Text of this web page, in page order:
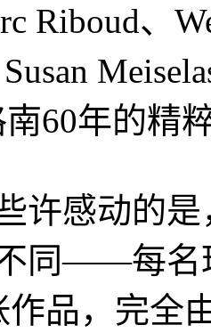
Riboud、
60年的精
许感动的
同——每名
作品，完全